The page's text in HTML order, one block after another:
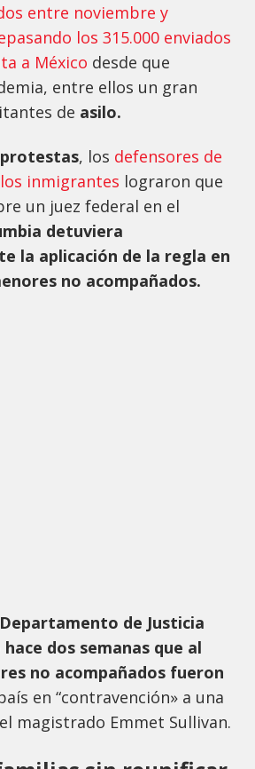
entre noviembre y
los 315.000 enviados
a México desde que
entre ellos un gran
de asilo.
protestas, los defensores de
inmigrantes lograron que
un juez federal en el
detuviera
la aplicación de la regla en
no acompañados.
Departamento de Justicia
dos semanas que al
no acompañados fueron
en “contravención» a una
magistrado Emmet Sullivan.